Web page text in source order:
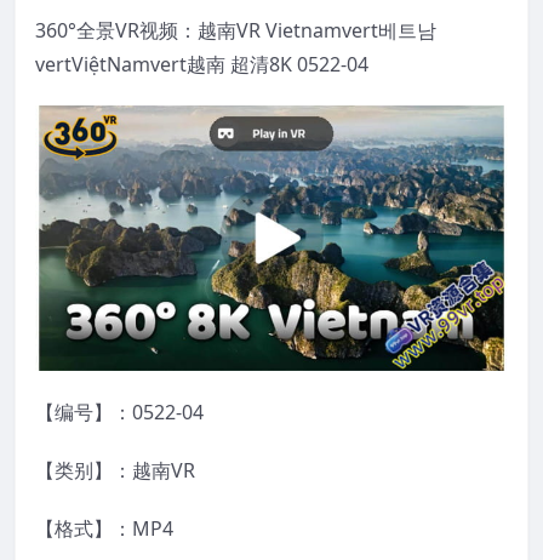
360°全景VR视频：越南VR Vietnamvert베트남
vertViệtNamvert越南 超清8K 0522-04
【编号】：0522-04
【类别】：越南VR
【格式】：MP4